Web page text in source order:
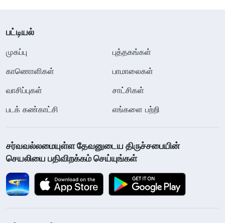
பட்டியல்
முகப்பு
புத்தகங்கள்
காணொளிகள்
பாமாலைகள்
வாசிப்புகள்
சாட்சிகள்
படக் கண்காட்சி
எங்களை பற்றி
சர்வவல்லமையுள்ள தேவனுடைய திருச்சபையின்
செயலியை பதிவிறக்கம் செய்யுங்கள்